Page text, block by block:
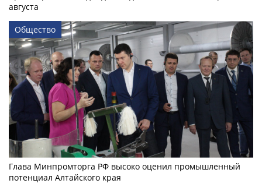
августа
Общество
Глава Минпромторга РФ высоко оценил промышленный
потенциал Алтайского края